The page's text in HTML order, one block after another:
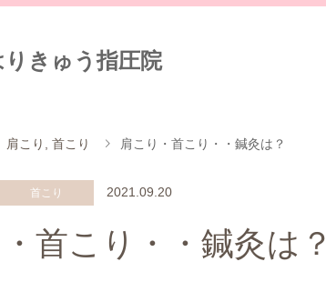
肩こり 首こり 肩こり・首こり・・鍼灸は？
首こり 2021.09.20
首こり・・鍼灸は？